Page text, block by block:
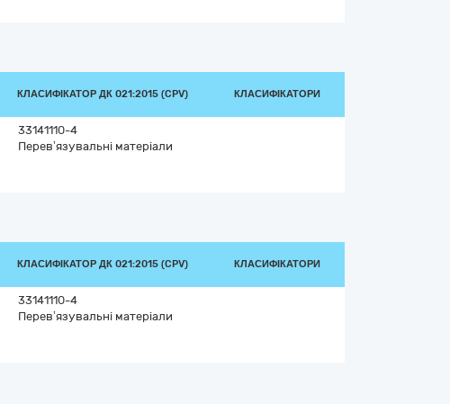
КЛАСИФІКАТОР ДК 021:2015 (CPV) КЛАСИФІКАТОРИ
33141110-4
Перев’язувальні матеріали
КЛАСИФІКАТОР ДК 021:2015 (CPV) КЛАСИФІКАТОРИ
33141110-4
Перев’язувальні матеріали